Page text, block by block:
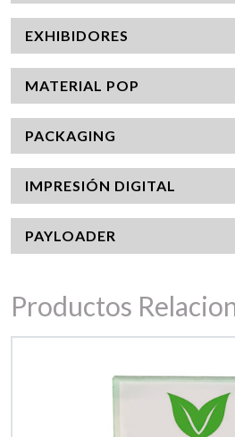
EXHIBIDORES
MATERIAL POP
PACKAGING
IMPRESIÓN DIGITAL
PAYLOADER
Productos